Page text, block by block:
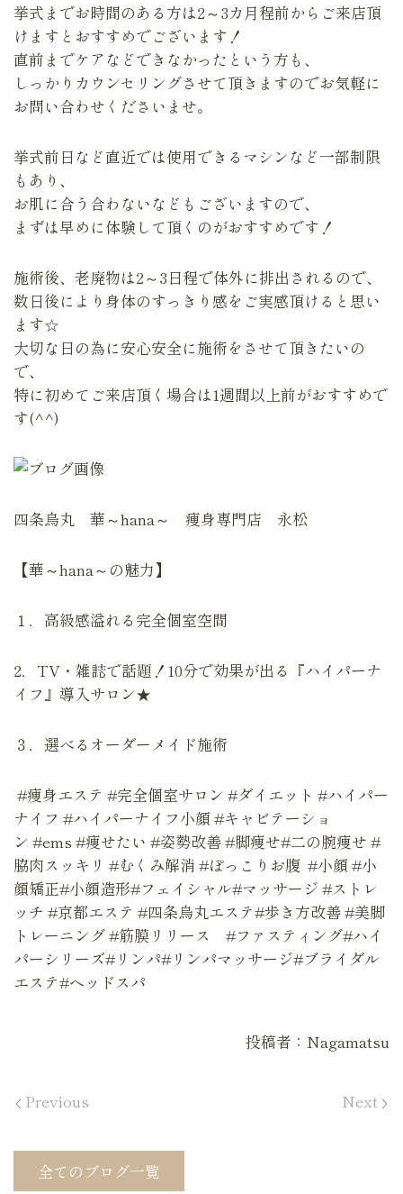
挙式までお時間のある方は2～3カ月程前からご来店頂
けますとおすすめでございます！
直前までケアなどできなかったという方も、
しっかりカウンセリングさせて頂きますのでお気軽に
お問い合わせくださいませ。
挙式前日など直近では使用できるマシンなど一部制限
もあり、
お肌に合う合わないなどもございますので、
まずは早めに体験して頂くのがおすすめです！
施術後、老廃物は2～3日程で体外に排出されるので、
数日後により身体のすっきり感をご実感頂けると思い
ます☆
大切な日の為に安心安全に施術をさせて頂きたいの
で、
特に初めてご来店頂く場合は1週間以上前がおすすめで
す(^^)
四条烏丸 華～hana～ 痩身専門店 永松
【華～hana～の魅力】
１．高級感溢れる完全個室空間
2．TV・雑誌で話題！10分で効果が出る『ハイパーナ
イフ』導入サロン★
３．選べるオーダーメイド施術
#痩身エステ #完全個室サロン #ダイエット #ハイパー
ナイフ #ハイパーナイフ小顔 #キャビテーショ
ン #ems #痩せたい #姿勢改善 #脚痩せ#二の腕痩せ #
脇肉スッキリ #むくみ解消 #ぽっこりお腹 #小顔 #小
顔矯正#小顔造形#フェイシャル#マッサージ #ストレ
ッチ #京都エステ #四条烏丸エステ#歩き方改善 #美脚
トレーニング #筋膜リリース #ファスティング#ハイ
パーシリーズ#リンパ#リンパマッサージ#ブライダル
エステ#ヘッドスパ
投稿者：Nagamatsu
Previous Next
全てのブログ一覧